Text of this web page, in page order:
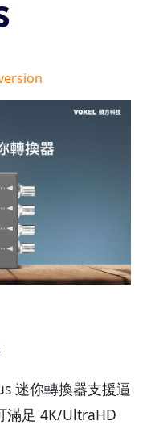
迷你轉換器支援逼
滿足 4K/UltraHD